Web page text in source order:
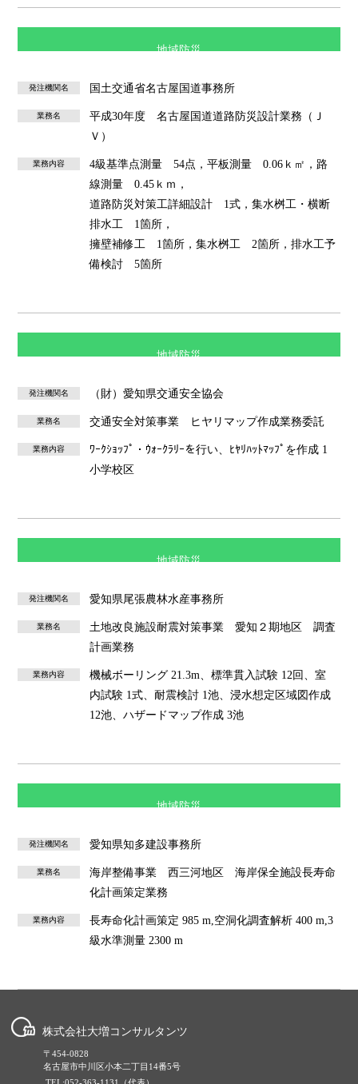
地域防災
発注機関名 国土交通省名古屋国道事務所
業務名
平成30年度 名古屋国道道路防災設計業務（Ｊ
Ｖ）
業務内容
4級基準点測量 54点，平板測量 0.06ｋ㎡，路
線測量 0.45ｋｍ，
道路防災対策工詳細設計 1式，集水桝工・横断
排水工 1箇所，
擁壁補修工 1箇所，集水桝工 2箇所，排水工予
備検討 5箇所
地域防災
発注機関名 （財）愛知県交通安全協会
業務名 交通安全対策事業 ヒヤリマップ作成業務委託
業務内容
ﾜｰｸｼｮｯﾌﾟ・ｳｫｰｸﾗﾘｰを行い、ﾋﾔﾘﾊｯﾄﾏｯﾌﾟを作成 1
小学校区
地域防災
発注機関名 愛知県尾張農林水産事務所
業務名
土地改良施設耐震対策事業 愛知２期地区 調査
計画業務
業務内容
機械ボーリング 21.3m、標準貫入試験 12回、室
内試験 1式、耐震検討 1池、浸水想定区域図作成
12池、ハザードマップ作成 3池
地域防災
発注機関名 愛知県知多建設事務所
業務名
海岸整備事業 西三河地区 海岸保全施設長寿命
化計画策定業務
業務内容
長寿命化計画策定 985 m,空洞化調査解析 400 m,3
級水準測量 2300 m
株式会社大増コンサルタンツ
〒454-0828
名古屋市中川区小本二丁目14番5号